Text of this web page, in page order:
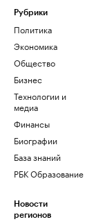
Рубрики
Политика
Экономика
Общество
Бизнес
Технологии и
медиа
Финансы
Биографии
База знаний
РБК Образование
Новости
регионов